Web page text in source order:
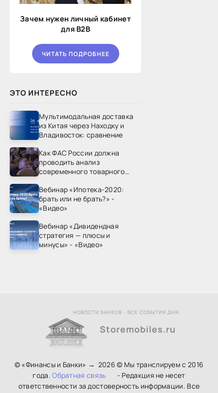
Зачем нужен личный кабинет
для B2B
ЧИТАТЬ ПОДРОБНЕЕ
ЭТО ИНТЕРЕСНО
Мультимодальная доставка
из Китая через Находку и
Владивосток: сравнение
Как ФАС России должна
проводить анализ
современного товарного
России»
Вебинар «Ипотека-2020:
брать или не брать?» -
«Видео»
Вебинар «Дивидендная
стратегия — плюсы и
минусы» - «Видео»
Storemobiles.ru
НОВОСТИ БАНКОВ - ВСЕ СОБЫТИЯ ДНЯ.
© «Финансы и Банки» → 2026 © Мы транслируем с 2016
года.Обратная связь
- Редакция не несет
ответственности за достоверность информации. Все